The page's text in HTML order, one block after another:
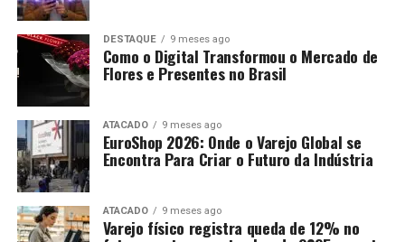
DESTAQUE 9 meses ago
Como o Digital Transformou o Mercado de
Flores e Presentes no Brasil
ATACADO 9 meses ago
EuroShop 2026: Onde o Varejo Global se
Encontra Para Criar o Futuro da Indústria
ATACADO 9 meses ago
Varejo físico registra queda de 12% no